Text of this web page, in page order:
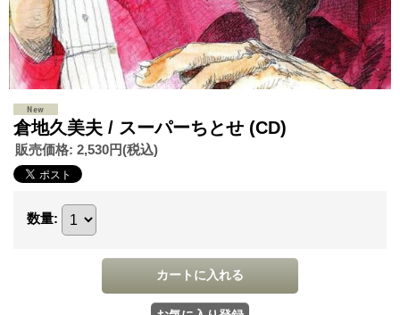
倉地久美夫 / スーパーちとせ (CD)
販売価格: 2,530円(税込)
数量: